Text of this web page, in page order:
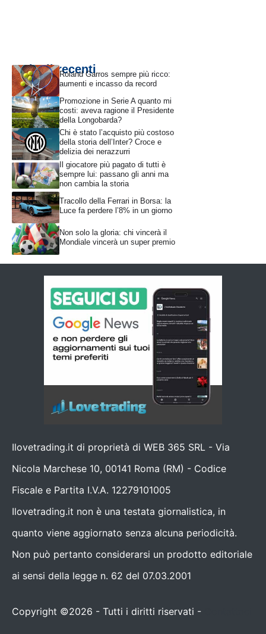
Articoli recentiRoland Garros sempre più ricco:
aumenti e incasso da record
Promozione in Serie A quanto mi
costi: aveva ragione il Presidente
della Longobarda?
Chi è stato l’acquisto più costoso
della storia dell’Inter? Croce e
delizia dei nerazzurri
Il giocatore più pagato di tutti è
sempre lui: passano gli anni ma
non cambia la storia
Tracollo della Ferrari in Borsa: la
Luce fa perdere l’8% in un giorno
Non solo la gloria: chi vincerà il
Mondiale vincerà un super premio
Ilovetrading.it di proprietà di WEB 365 SRL - Via
Nicola Marchese 10, 00141 Roma (RM) - Codice
Fiscale e Partita I.V.A. 12279101005
Ilovetrading.it non è una testata giornalistica, in
quanto viene aggiornato senza alcuna periodicità.
Non può pertanto considerarsi un prodotto editoriale
ai sensi della legge n. 62 del 07.03.2001
Copyright ©2026 - Tutti i diritti riservati -